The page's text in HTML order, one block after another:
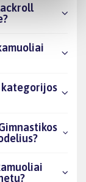
kategorijos